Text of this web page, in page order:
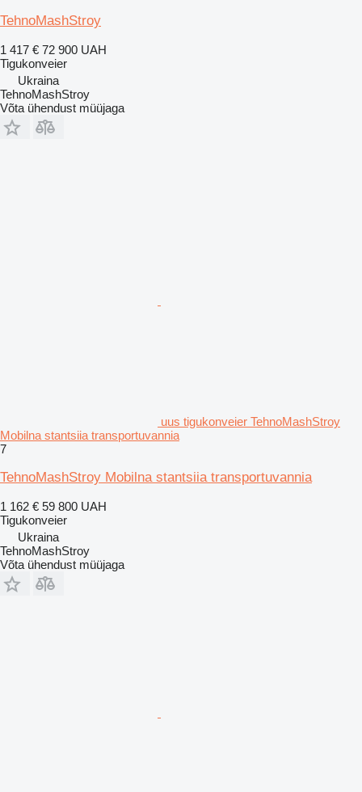
TehnoMashStroy
1 417 € 72 900 UAH
Tigukonveier
Ukraina
TehnoMashStroy
Võta ühendust müüjaga
uus tigukonveier TehnoMashStroy
Mobilna stantsiia transportuvannia
7
TehnoMashStroy Mobilna stantsiia transportuvannia
1 162 € 59 800 UAH
Tigukonveier
Ukraina
TehnoMashStroy
Võta ühendust müüjaga